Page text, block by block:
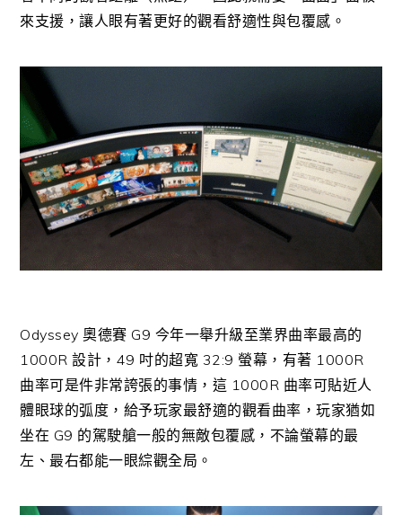
來支援，讓人眼有著更好的觀看舒適性與包覆感。
Odyssey 奧德賽 G9 今年一舉升級至業界曲率最高的
1000R 設計，49 吋的超寬 32:9 螢幕，有著 1000R
曲率可是件非常誇張的事情，這 1000R 曲率可貼近人
體眼球的弧度，給予玩家最舒適的觀看曲率，玩家猶如
坐在 G9 的駕駛艙一般的無敵包覆感，不論螢幕的最
左、最右都能一眼綜觀全局。